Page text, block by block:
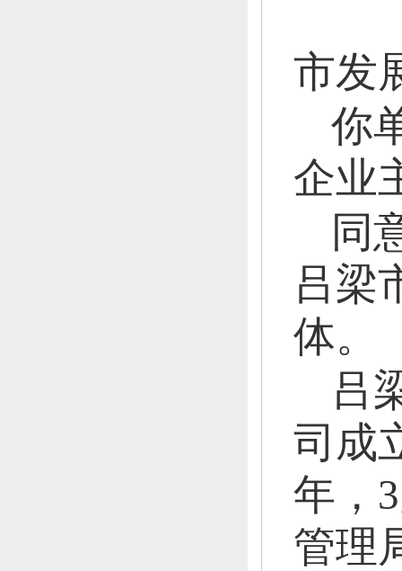
市发
你
企业
同
吕梁
体。
吕
司成
年，
管理